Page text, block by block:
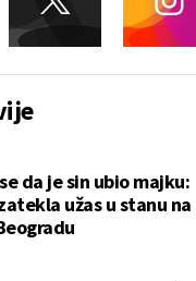
da je sin ubio majku:
užas u stanu na